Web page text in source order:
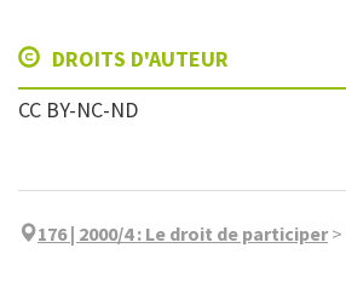
DROITS D'AUTEUR
CC BY-NC-ND
176 | 2000/4: Le droit de participer>